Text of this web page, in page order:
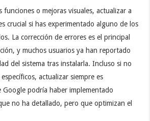
funciones o mejoras visuales, actualizar a
crucial si has experimentado alguno de los
La corrección de errores es el principal
y muchos usuarios ya han reportado
del sistema tras instalarla. Incluso si no
actualizar siempre es
Google podría haber implementado
no ha detallado, pero que optimizan el